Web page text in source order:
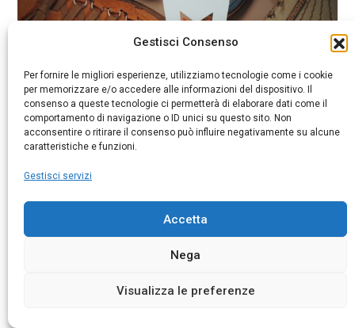
Gestisci Consenso
Per fornire le migliori esperienze, utilizziamo tecnologie come i cookie
per memorizzare e/o accedere alle informazioni del dispositivo. Il
consenso a queste tecnologie ci permetterà di elaborare dati come il
comportamento di navigazione o ID unici su questo sito. Non
acconsentire o ritirare il consenso può influire negativamente su alcune
caratteristiche e funzioni.
Gestisci servizi
Accetta
Nega
Visualizza le preferenze